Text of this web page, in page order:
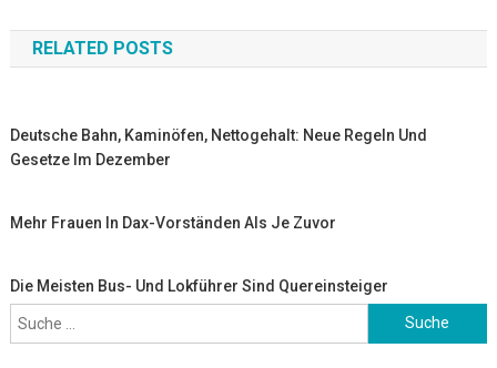
Navigation
RELATED POSTS
Deutsche Bahn, Kaminöfen, Nettogehalt: Neue Regeln Und
Gesetze Im Dezember
Mehr Frauen In Dax-Vorständen Als Je Zuvor
Die Meisten Bus- Und Lokführer Sind Quereinsteiger
Suche
nach: